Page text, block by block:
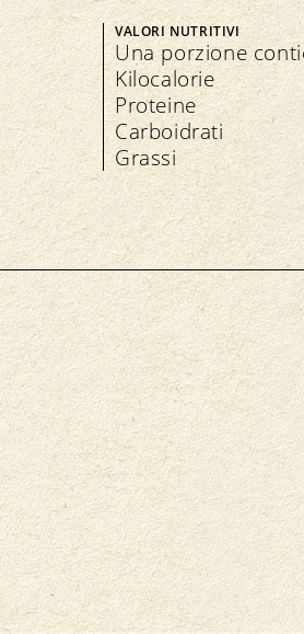
VALORI NUTRITIVI
Una porzione
Kilocalorie
Proteine
Carboidrati
Grassi